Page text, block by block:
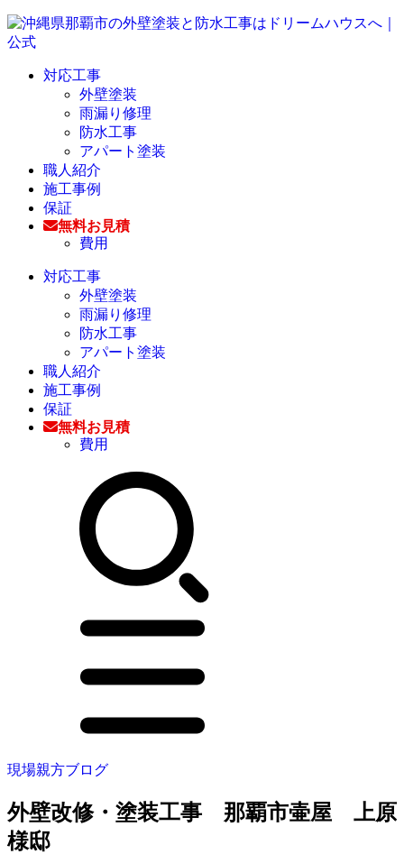
対応工事
外壁塗装
雨漏り修理
防水工事
アパート塗装
職人紹介
施工事例
保証
無料お見積
費用
対応工事
外壁塗装
雨漏り修理
防水工事
アパート塗装
職人紹介
施工事例
保証
無料お見積
費用
現場親方ブログ
外壁改修・塗装工事 那覇市壷屋 上原
様邸